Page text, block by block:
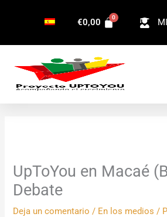
€0,00
UpToYou en Macaé
Debate
Deja un comentario / En los medios /